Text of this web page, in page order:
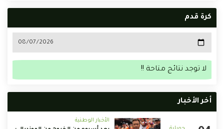
كرة قدم
لا توجد نتائج متاحة !!
أخر الأخبار
الأخبار الوطنية